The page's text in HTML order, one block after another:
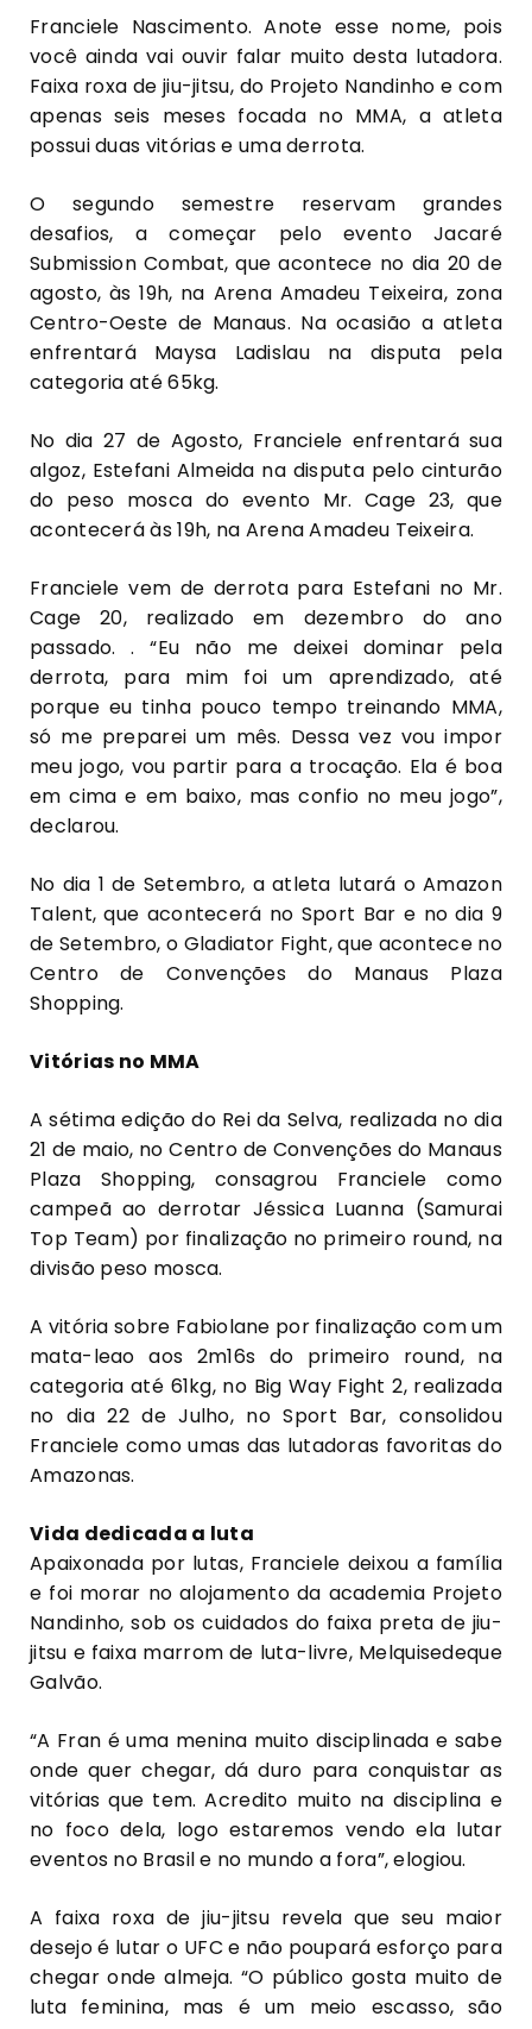
Franciele Nascimento. Anote esse nome, pois
você ainda vai ouvir falar muito desta lutadora.
Faixa roxa de jiu-jitsu, do Projeto Nandinho e com
apenas seis meses focada no MMA, a atleta
possui duas vitórias e uma derrota.
O segundo semestre reservam grandes
desafios, a começar pelo evento Jacaré
Submission Combat, que acontece no dia 20 de
agosto, às 19h, na Arena Amadeu Teixeira, zona
Centro-Oeste de Manaus. Na ocasião a atleta
enfrentará Maysa Ladislau na disputa pela
categoria até 65kg.
No dia 27 de Agosto, Franciele enfrentará sua
algoz, Estefani Almeida na disputa pelo cinturão
do peso mosca do evento Mr. Cage 23, que
acontecerá às 19h, na Arena Amadeu Teixeira.
Franciele vem de derrota para Estefani no Mr.
Cage 20, realizado em dezembro do ano
passado. . “Eu não me deixei dominar pela
derrota, para mim foi um aprendizado, até
porque eu tinha pouco tempo treinando MMA,
só me preparei um mês. Dessa vez vou impor
meu jogo, vou partir para a trocação. Ela é boa
em cima e em baixo, mas confio no meu jogo”,
declarou.
No dia 1 de Setembro, a atleta lutará o Amazon
Talent, que acontecerá no Sport Bar e no dia 9
de Setembro, o Gladiator Fight, que acontece no
Centro de Convenções do Manaus Plaza
Shopping.
Vitórias no MMA
A sétima edição do Rei da Selva, realizada no dia
21 de maio, no Centro de Convenções do Manaus
Plaza Shopping, consagrou Franciele como
campeã ao derrotar Jéssica Luanna (Samurai
Top Team) por finalização no primeiro round, na
divisão peso mosca.
A vitória sobre Fabiolane por finalização com um
mata-leao aos 2m16s do primeiro round, na
categoria até 61kg, no Big Way Fight 2, realizada
no dia 22 de Julho, no Sport Bar, consolidou
Franciele como umas das lutadoras favoritas do
Amazonas.
Vida dedicada a luta
Apaixonada por lutas, Franciele deixou a família
e foi morar no alojamento da academia Projeto
Nandinho, sob os cuidados do faixa preta de jiu-
jitsu e faixa marrom de luta-livre, Melquisedeque
Galvão.
“A Fran é uma menina muito disciplinada e sabe
onde quer chegar, dá duro para conquistar as
vitórias que tem. Acredito muito na disciplina e
no foco dela, logo estaremos vendo ela lutar
eventos no Brasil e no mundo a fora”, elogiou.
A faixa roxa de jiu-jitsu revela que seu maior
desejo é lutar o UFC e não poupará esforço para
chegar onde almeja. “O público gosta muito de
luta feminina, mas é um meio escasso, são